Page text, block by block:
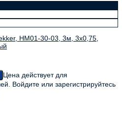
HM01-30-03, 3м, 3x0,75,
Цена действует для
Войдите или зарегистрируйтесь